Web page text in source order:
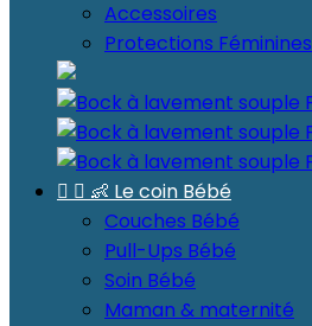
Accessoires
Protections Féminines
  👶 Le coin Bébé
Couches Bébé
Pull-Ups Bébé
Soin Bébé
Maman & maternité